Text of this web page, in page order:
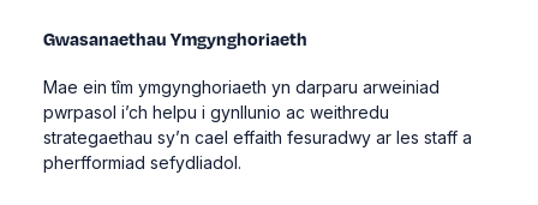
Gwasanaethau Ymgynghoriaeth
Mae ein tîm ymgynghoriaeth yn darparu arweiniad
pwrpasol i’ch helpu i gynllunio ac weithredu
strategaethau sy’n cael effaith fesuradwy ar les staff a
pherfformiad sefydliadol.